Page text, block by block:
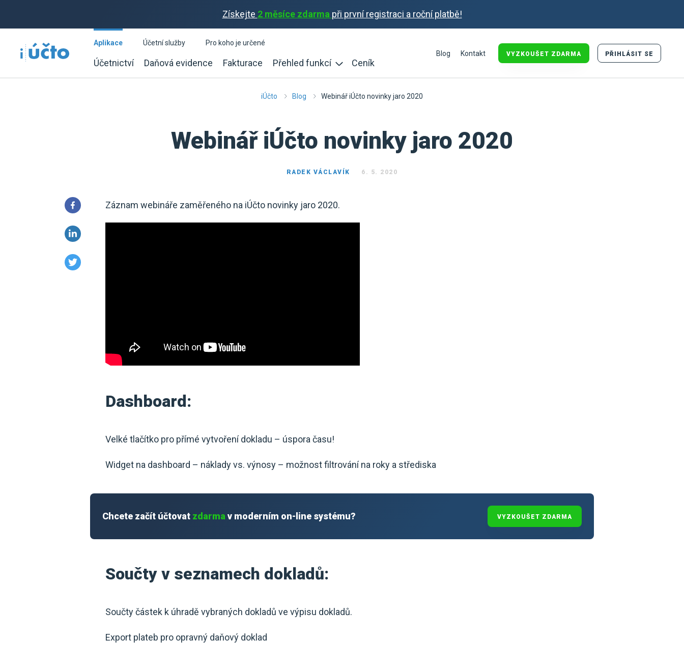
Získejte 2 měsíce zdarma při první registraci a roční platbě!
Aplikace
Účetnictví Daňová evidence Fakturace Přehled funkcí Ceník
Účetní služby
Pro koho je určené
Blog
Kontakt VYZKOUŠET ZDARMA PŘIHLÁSIT SE
iÚčto Blog Webinář iÚčto novinky jaro 2020
Webinář iÚčto novinky jaro 2020
RADEK VÁCLAVÍK 6. 5. 2020
Záznam webináře zaměřeného na iÚčto novinky jaro 2020.
Dashboard:
Velké tlačítko pro přímé vytvoření dokladu – úspora času!
Widget na dashboard – náklady vs. výnosy – možnost filtrování na roky a střediska
Chcete začít účtovat zdarma v moderním on-line systému? VYZKOUŠET ZDARMA
Součty v seznamech dokladů:
Součty částek k úhradě vybraných dokladů ve výpisu dokladů.
Export plateb pro opravný daňový doklad